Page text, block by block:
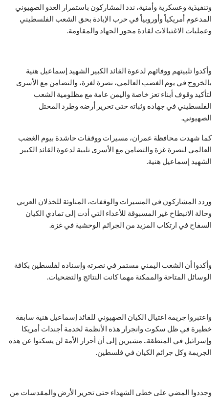
وتنفيذية وعسكرية وأمنية، ندد المشاركون باستمرار العدو الصهيوني
المدعوم أمريكياً وأوروبياً في حرب الإبادة بحق الشعب الفلسطيني
وعمليات الاغتيالات لقادة محور الجهاد والمقاومة.
وأكدوا تلبيتهم ووفائهم لدعوة القائد الكبير الشهيد إسماعيل هنية
بالخروج في يوم الغضب العالمي، نصرة لغزة، والتضامن مع الأسرى
لتأكيد وقوف أبناء تعز خاصة واليمن عامة مع مظلومية الشعب
الفلسطيني في جهاده وثباته حتى تحرير أرضه وطرد المحتل
الصهيوني.
كما شهدت محافظة عمران، مسيرات ووقفات حاشدة بيوم الغضب
العالمي لنصرة غزة والتضامن مع الأسرى تلبية لدعوة القائد الكبير
الشهيد إسماعيل هنية.
وردد المشاركون في المسيرات والوقفات، المناوئة للخذلان العربي
وحالة الانبطاح غير المسبوقة للأعداء التي أدت إلى تمادي الكيان
السفاح في ارتكاب المزيد من الجرائم الوحشية في غزة.
وأكدوا أن الشعب اليمني مستمر في نصرته وإسناده لفلسطين بكافة
الوسائل المتاحة والممكنة مهما كانت النتائج والتضحيات.
واعتبروا جريمة اغتيال الكيان الصهيوني للقائد إسماعيل هنية سابقة
خطيرة في ظل سكوت وانجرار هذه الأنظمة لخدمة أجندات أمريكا
وإسرائيل في المنطقة.. مشيرين إلى أن أحرار الأمة لن يسكتوا عن هذه
الجريمة وكل جرائم الكيان في فلسطين.
وجددوا المضي على خطى الشهداء حتى تحرير الأرض والمقدسات من